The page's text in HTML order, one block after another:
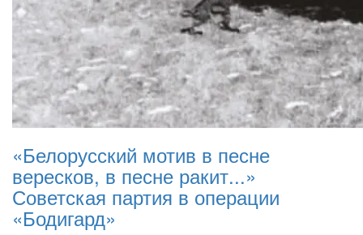
«Белорусский мотив в песне
вересков, в песне ракит...»
Советская партия в операции
«Бодигард»